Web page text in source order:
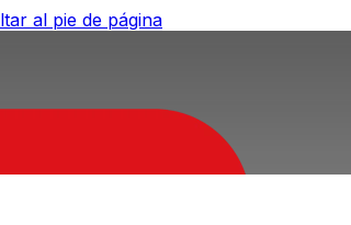
al pie de página